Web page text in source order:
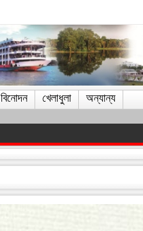
বিনোদন খেলাধুলা অন্যান্য